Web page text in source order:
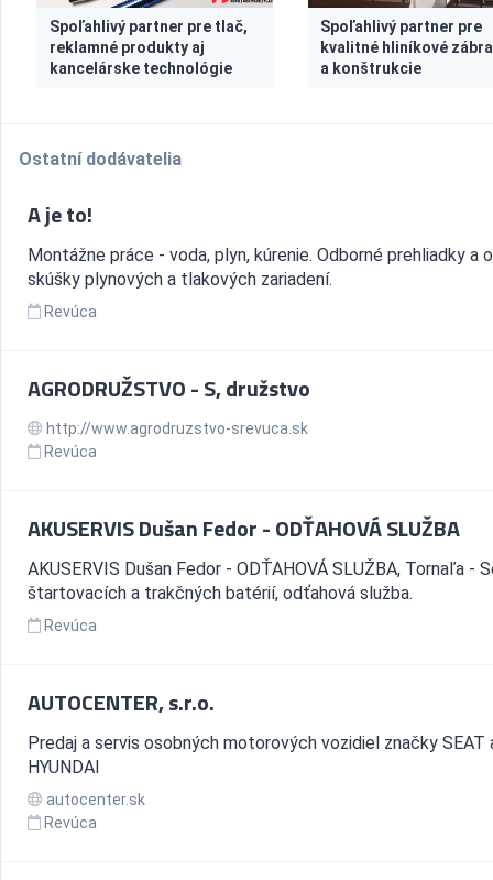
Spoľahlivý partner pre tlač,
reklamné produkty aj
kancelárske technológie
Spoľahlivý partner pre
kvalitné hliníkové
a konštrukcie
Ostatní dodávatelia
A je to!
Montážne práce - voda, plyn, kúrenie. Odborné prehliadky a
skúšky plynových a tlakových zariadení.
Revúca
AGRODRUŽSTVO - S, družstvo
http://www.agrodruzstvo-srevuca.sk
Revúca
AKUSERVIS Dušan Fedor - ODŤAHOVÁ SLUŽBA
AKUSERVIS Dušan Fedor - ODŤAHOVÁ SLUŽBA, Tornaľa -
štartovacích a trakčných batérií, odťahová služba.
Revúca
AUTOCENTER, s.r.o.
Predaj a servis osobných motorových vozidiel značky SEAT
HYUNDAI
autocenter.sk
Revúca